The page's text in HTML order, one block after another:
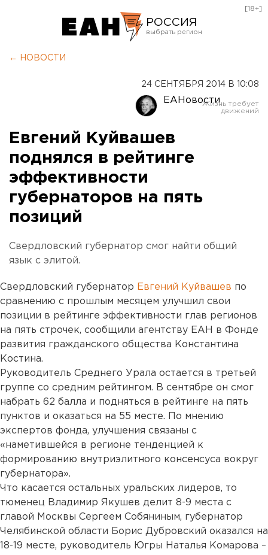
РОССИЯ
Оренбург
[18+]
← НОВОСТИ
24 СЕНТЯБРЯ 2014 В 10:08
ЕАНовости
Евгений Куйвашев
поднялся в рейтинге
эффективности
губернаторов на пять
позиций
Свердловский губернатор смог найти общий
язык с элитой.
Свердловский губернатор Евгений Куйвашев по
сравнению с прошлым месяцем улучшил свои
позиции в рейтинге эффективности глав регионов
на пять строчек, сообщили агентству ЕАН в Фонде
развития гражданского общества Константина
Костина.
Руководитель Среднего Урала остается в третьей
группе со средним рейтингом. В сентябре он смог
набрать 62 балла и подняться в рейтинге на пять
пунктов и оказаться на 55 месте. По мнению
экспертов фонда, улучшения связаны с
«наметившейся в регионе тенденцией к
формированию внутриэлитного консенсуса вокруг
губернатора».
Что касается остальных уральских лидеров, то
тюменец Владимир Якушев делит 8-9 места с
главой Москвы Сергеем Собяниным, губернатор
Челябинской области Борис Дубровский оказался на
18-19 месте, руководитель Югры Наталья Комарова –